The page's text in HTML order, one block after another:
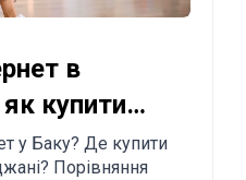
в
купити
у Баку
у Баку? Де купити
Порівняння